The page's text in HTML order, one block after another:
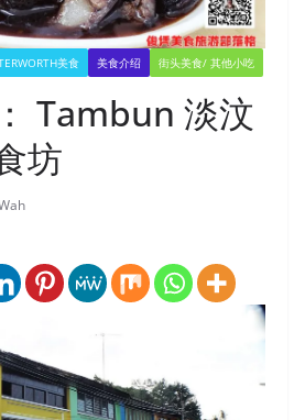
美食 美食介绍 街头美食/ 其他小吃
Tambun 淡汶
坊